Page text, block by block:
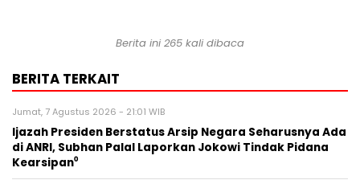
Berita ini 265 kali dibaca
BERITA TERKAIT
Jumat, 7 Agustus 2026 - 21:01 WIB
Ijazah Presiden Berstatus Arsip Negara Seharusnya Ada
di ANRI, Subhan Palal Laporkan Jokowi Tindak Pidana
Kearsipan⁰